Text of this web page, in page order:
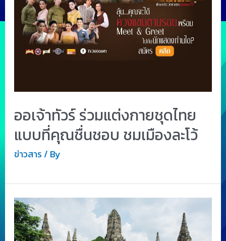
ออเจ้าทัวร์ ร่วมแต่งกายชุดไทย
แบบที่คุณชื่นชอบ ชมเมืองละโว้
ข่าวสาร / By